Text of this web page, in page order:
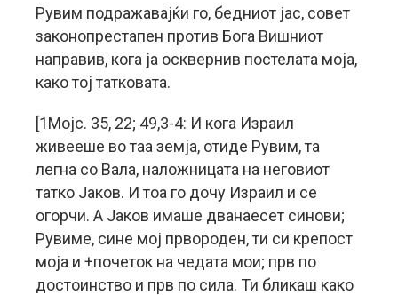
Рувим подражавајќи го, бедниот јас, совет
законопрестапен против Бога Вишниот
направив, кога ја осквернив постелата моја,
како тој татковата.
[1Мојс. 35, 22; 49,3-4: И кога Израил
живееше во таа земја, отиде Рувим, та
легна со Вала, наложницата на неговиот
татко Јаков. И тоа го дочу Израил и се
огорчи. А Јаков имаше дванаесет синови;
Рувиме, сине мој првороден, ти си крепост
моја и +почеток на чедата мои; прв по
достоинство и прв по сила. Ти бликаш како